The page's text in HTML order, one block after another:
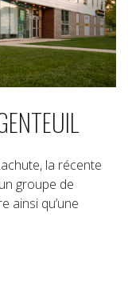
la récente
groupe de
ainsi qu’une